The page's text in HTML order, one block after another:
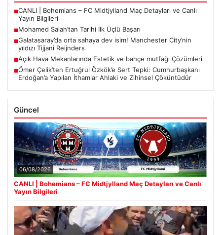
■CANLI | Bohemians – FC Midtjylland Maç Detayları ve Canlı
Yayın Bilgileri
■Mohamed Salah’tan Tarihi İlk Üçlü Başarı
■Galatasaray’da orta sahaya dev isim! Manchester City’nin
yıldızı Tijjani Reijnders
■Açık Hava Mekanlarında Estetik ve bahçe mutfağı Çözümleri
■Ömer Çelik’ten Ertuğrul Özkök’e Sert Tepki: Cumhurbaşkanı
Erdoğan’a Yapılan İthamlar Ahlaki ve Zihinsel Çöküntüdür
Güncel
06/08/2026
CANLI | Bohemians – FC Midtjylland Maç Detayları ve Canlı
Yayın Bilgileri